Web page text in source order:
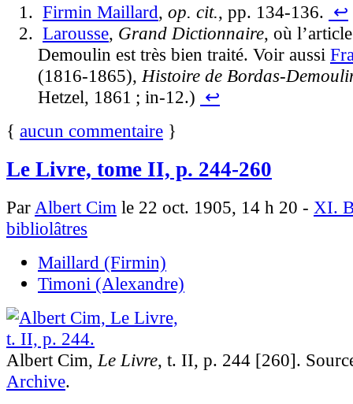
Firmin Maillard, op. cit., pp. 134-136. ↩
Larousse, Grand Dictionnaire, où
Demoulin est très bien traité. Voir aussi
(1816-1865), Histoire de Bordas-
Hetzel, 1861 ; in-12.) ↩
{ aucun commentaire }
Le Livre, tome II, p. 244-260
ParAlbert Cim le 22 oct. 1905, 14 h 20 - XI.
bibliolâtres
Maillard (Firmin)
Timoni (Alexandre)
Albert Cim,Le Livre, t. II, p. 244 [260].
Archive.